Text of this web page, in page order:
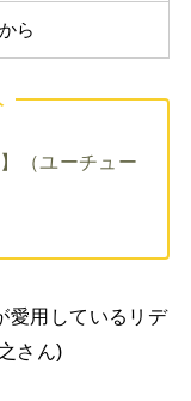
ら
（ユーチュー
愛用しているリデ
さん)